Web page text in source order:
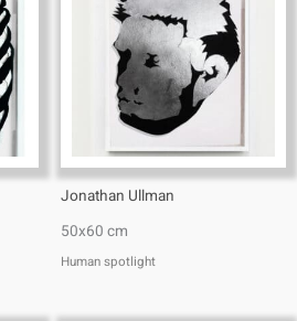
Jonathan Ullman
50x60 cm
Human spotlight